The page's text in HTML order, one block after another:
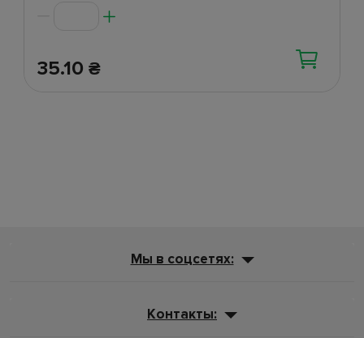
35.10 ₴
Мы в соцсетях:
Контакты: